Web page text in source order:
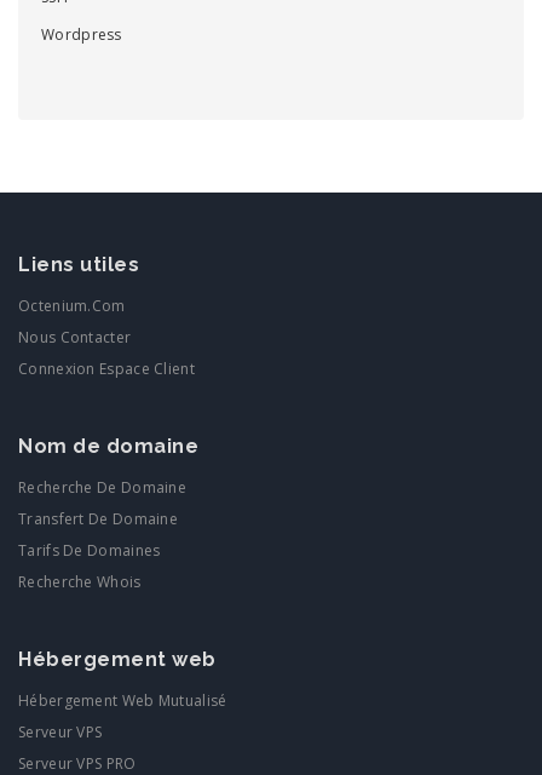
Wordpress
Liens utiles
Octenium.com
Nous Contacter
Connexion Espace Client
Nom de domaine
Recherche De Domaine
Transfert De Domaine
Tarifs De Domaines
Recherche Whois
Hébergement web
Hébergement Web Mutualisé
Serveur VPS
Serveur VPS PRO